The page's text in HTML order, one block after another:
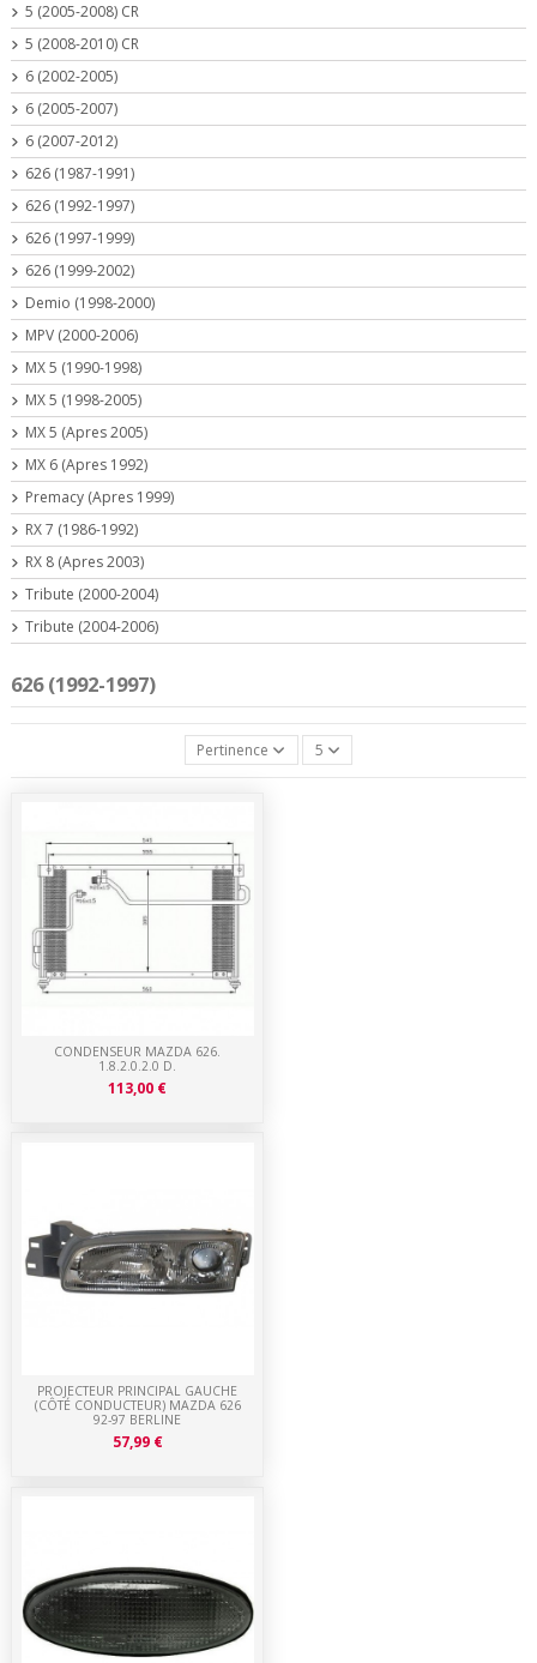
626 (1992-1997)
Pertinence 5
PROJECTEUR PRINCIPAL GAUCHE
(CÔTÉ CONDUCTEUR) MAZDA 626
92-97 BERLINE
57,99 €
CONDENSEUR MAZDA 626.
1.8.2.0.2.0 D.
113,00 €
5 (2005-2008) CR
5 (2008-2010) CR
6 (2002-2005)
6 (2005-2007)
6 (2007-2012)
626 (1987-1991)
626 (1992-1997)
626 (1997-1999)
626 (1999-2002)
Demio (1998-2000)
MPV (2000-2006)
MX 5 (1990-1998)
MX 5 (1998-2005)
MX 5 (Apres 2005)
MX 6 (Apres 1992)
Premacy (Apres 1999)
RX 7 (1986-1992)
RX 8 (Apres 2003)
Tribute (2000-2004)
Tribute (2004-2006)